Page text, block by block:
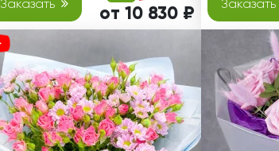
Заказать
от 10 830 ₽
Заказать